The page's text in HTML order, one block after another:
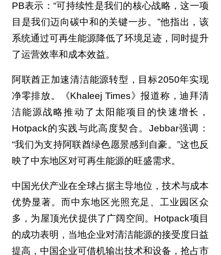
PB表示：“可持续性是我们的核心战略，这一项
目是我们迈向碳中和的关键一步。”他指出，该
系统通过可再生能源降低了环境足迹，同时提升
了运营效率和成本效益。
阿联酋正加速清洁能源转型，目标2050年实现
净零排放。《Khaleej Times》报道称，迪拜清
洁能源战略推动了太阳能项目的快速增长，
Hotpack的实践与此高度契合。Jebbar强调：
“我们为支持阿联酋绿色愿景感到自豪。”这也反
映了中东地区对可再生能源的旺盛需求。
中国光伏产业在全球占据主导地位，技术与成本
优势显著。而中东地区光照充足、工业园区众
多，为屋顶光伏提供了广阔空间。Hotpack项目
的成功表明，当地企业对清洁能源的接受度日益
提高，中国企业可借机输出技术和设备，抢占市